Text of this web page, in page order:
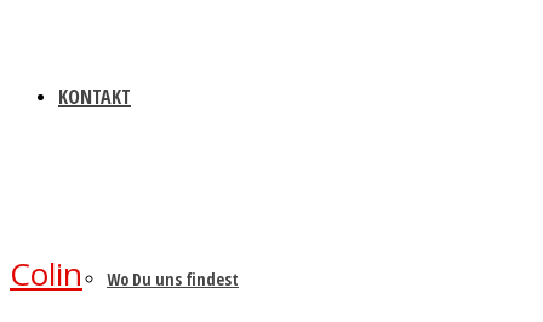
KONTAKT
Wo Du uns findest
Colin